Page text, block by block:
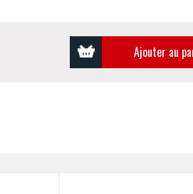
Ajouter au